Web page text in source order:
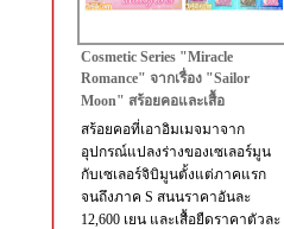
Cosmetic Series "Miracle
Romance" จากเรื่อง "Sailor
Moon" สร้อยคอและเสื้อ
สร้อยคอที่เอาอิมเมจมาจาก
อุปกรณ์แปลงร่างของเซเลอร์มูน
กับเซเลอร์จิบิมูนตั้งแต่ภาคแรก
จนถึงภาค S สนนราคาอันละ
12,600 เยน และเสื้อยืดราคาตัวละ